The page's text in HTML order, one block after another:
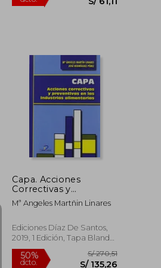
S/ 218,26 40%
Capa. Acciones
Correctivas y
Preventivas en las
Industrias Alimentarias
Mª Angeles Martñin Linares
Ediciones Díaz De Santos,
2019, 1 Edición, Tapa Blanda,
Nuevo